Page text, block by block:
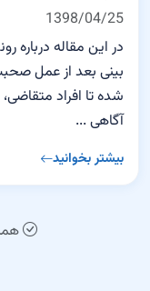
1398/04/25
در این مقاله درباره
بینی بعد از عمل
شده تا افراد متقاضی،
آگاهی ...
بیشتر بخوانید